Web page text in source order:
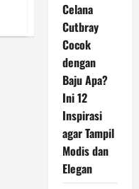
Celana
Cutbray
Cocok
dengan
Baju Apa?
Ini 12
Inspirasi
agar Tampil
Modis dan
Elegan